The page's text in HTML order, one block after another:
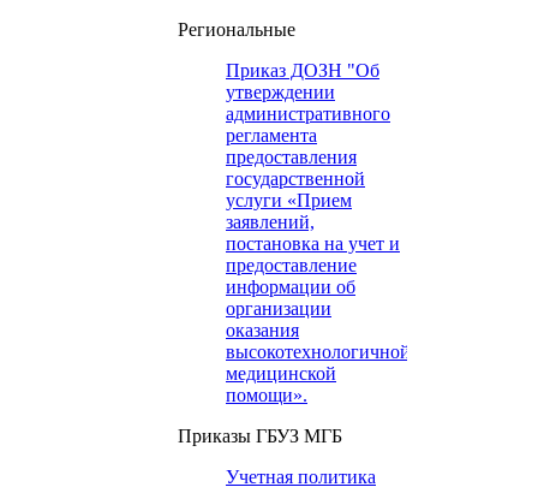
Региональные
Приказ ДОЗН "Об
утверждении
административного
регламента
предоставления
государственной
услуги «Прием
заявлений,
постановка на учет и
предоставление
информации об
организации
оказания
высокотехнологичной
медицинской
помощи».
Приказы ГБУЗ МГБ
Учетная политика